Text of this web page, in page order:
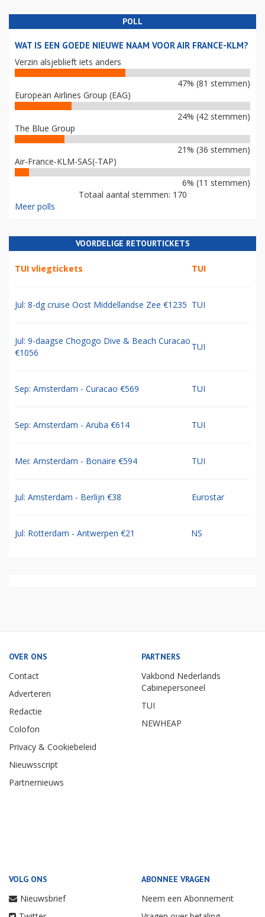
POLL
WAT IS EEN GOEDE NIEUWE NAAM VOOR AIR FRANCE-KLM?
Verzin alsjeblieft iets anders
47% (81 stemmen)
European Airlines Group (EAG)
24% (42 stemmen)
The Blue Group
21% (36 stemmen)
Air-France-KLM-SAS(-TAP)
6% (11 stemmen)
Totaal aantal stemmen: 170
Meer polls
VOORDELIGE RETOURTICKETS
TUI vliegtickets TUI
Jul: 8-dg cruise Oost Middellandse Zee €1235 TUI
Jul: 9-daagse Chogogo Dive & Beach Curacao
€1056
TUI
Sep: Amsterdam - Curacao €569 TUI
Sep: Amsterdam - Aruba €614 TUI
Mei: Amsterdam - Bonaire €594 TUI
Jul: Amsterdam - Berlijn €38 Eurostar
Jul: Rotterdam - Antwerpen €21 NS
OVER ONS
Contact
Adverteren
Redactie
Colofon
Privacy & Cookiebeleid
Nieuwsscript
Partnernieuws
PARTNERS
Vakbond Nederlands
Cabinepersoneel
TUI
NEWHEAP
VOLG ONS
Nieuwsbrief
ABONNEE VRAGEN
Neem een Abonnement